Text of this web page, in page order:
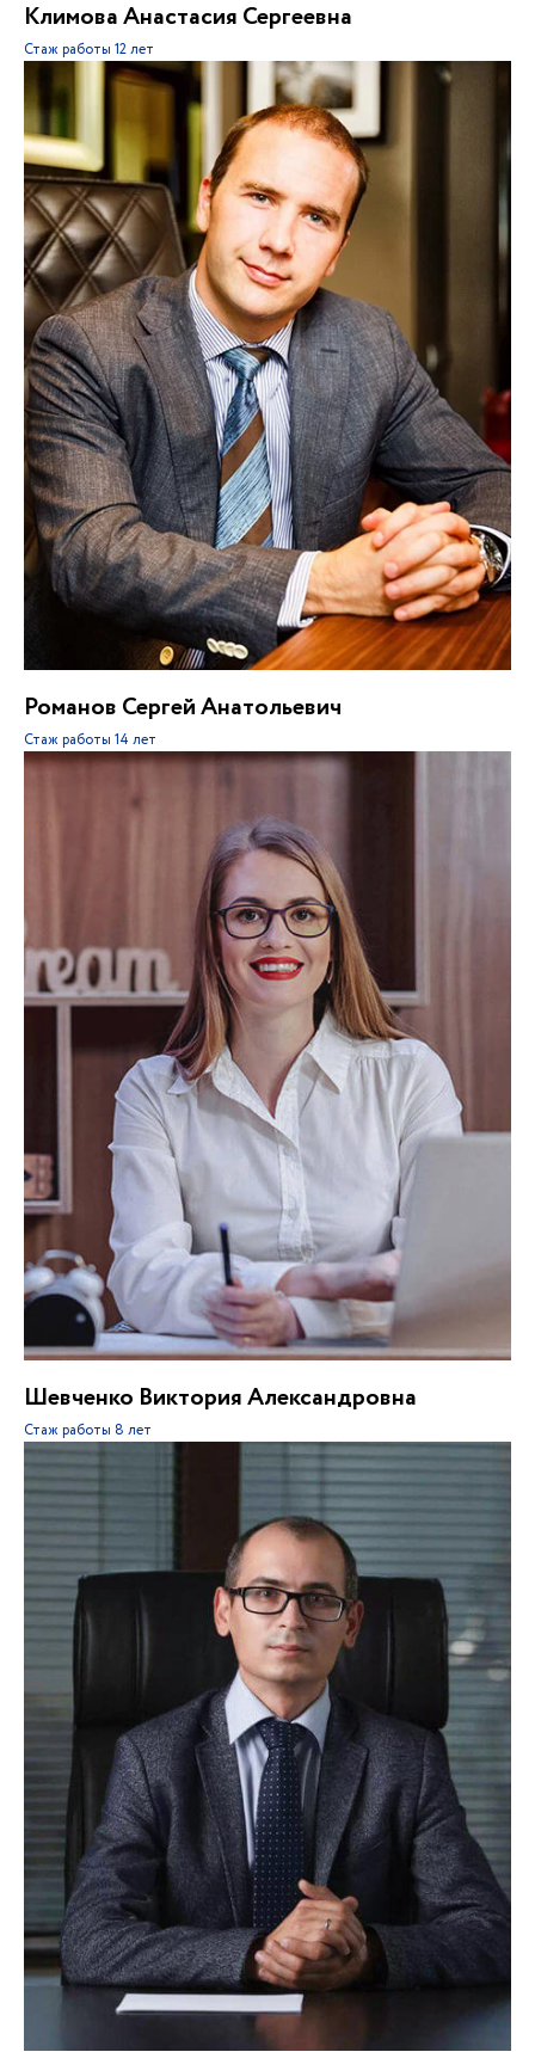
Климова Анастасия Сергеевна
Стаж работы 12 лет
Романов Сергей Анатольевич
Стаж работы 14 лет
Шевченко Виктория Александровна
Стаж работы 8 лет